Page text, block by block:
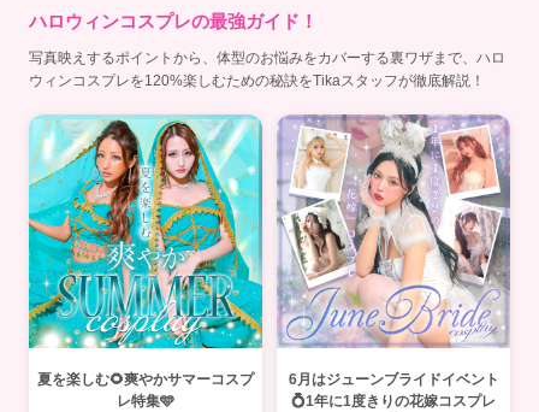
ハロウィンコスプレの最強ガイド！
写真映えするポイントから、体型のお悩みをカバーする裏ワザまで、ハロ
ウィンコスプレを120%楽しむための秘訣をTikaスタッフが徹底解説！
夏を楽しむ🌻爽やかサマーコスプ
レ特集🩵
6月はジューンブライドイベント
💍1年に1度きりの花嫁コスプレ